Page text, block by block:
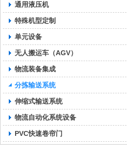
通用液压机
特殊机型定制
单元设备
无人搬运车（AGV）
物流装备集成
分拣输送系统
伸缩式输送系统
物流自动化系统设备
PVC快速卷帘门